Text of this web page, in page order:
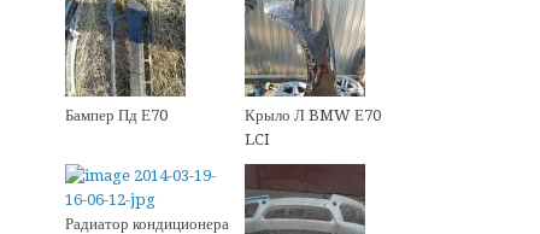
Бампер Пд Е70
Крыло Л BMW Е70
LCI
Радиатор кондиционера